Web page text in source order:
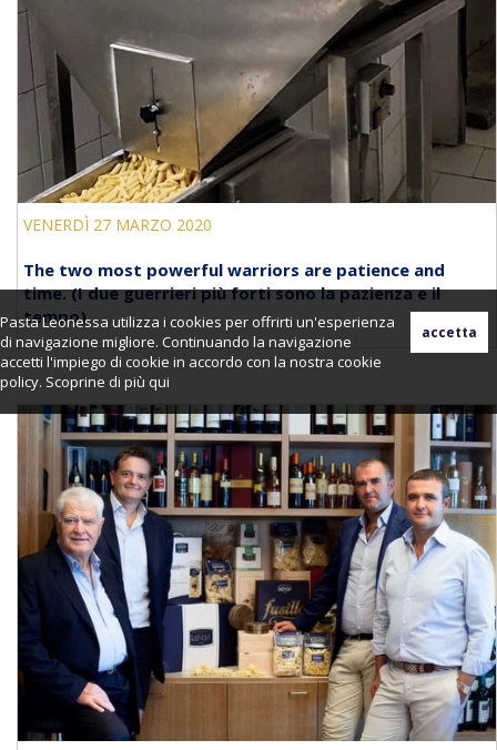
Pasta Leonessa utilizza i cookies per offrirti un'esperienza
di navigazione migliore. Continuando la navigazione
accetti l'impiego di cookie in accordo con la nostra cookie
policy. Scoprine di più qui
VENERDÌ 27 MARZO 2020
The two most powerful warriors are patience and
time. (I due guerrieri più forti sono la pazienza e il
tempo)